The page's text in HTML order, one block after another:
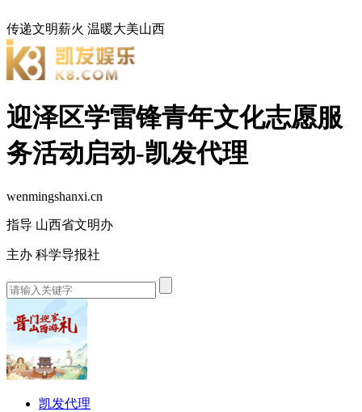
传递文明薪火 温暖大美山西
迎泽区学雷锋青年文化志愿服
务活动启动-凯发代理
wenmingshanxi.cn
指导 山西省文明办
主办 科学导报社
凯发代理